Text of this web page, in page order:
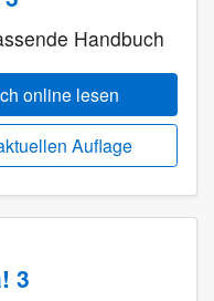
Handbuch
online lesen
Auflage
3